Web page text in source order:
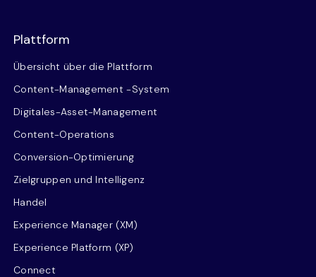
Plattform
Übersicht über die Plattform
Content-Management -System
Digitales-Asset-Management
Content-Operations
Conversion-Optimierung
Zielgruppen und Intelligenz
Handel
Experience Manager (XM)
Experience Platform (XP)
Connect